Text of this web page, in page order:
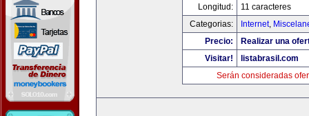
Longitud:
11 caracteres
Categorias:
Internet,
Precio:
Realizar una
Visitar!
listabrasil.com
Serán consideradas